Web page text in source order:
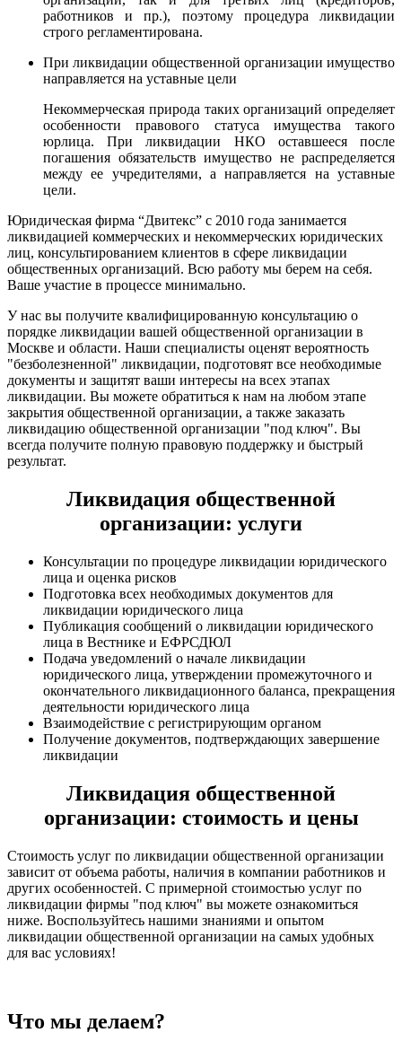
работников и пр.), поэтому процедура ликвидации
строго регламентирована.
При ликвидации общественной организации имущество
направляется на уставные цели
Некоммерческая природа таких организаций определяет
особенности правового статуса имущества такого
юрлица. При ликвидации НКО оставшееся после
погашения обязательств имущество не распределяется
между ее учредителями, а направляется на уставные
цели.
Юридическая фирма “Двитекс” с 2010 года занимается
ликвидацией коммерческих и некоммерческих юридических
лиц, консультированием клиентов в сфере ликвидации
общественных организаций. Всю работу мы берем на себя.
Ваше участие в процессе минимально.
У нас вы получите квалифицированную консультацию о
порядке ликвидации вашей общественной организации в
Москве и области. Наши специалисты оценят вероятность
"безболезненной" ликвидации, подготовят все необходимые
документы и защитят ваши интересы на всех этапах
ликвидации. Вы можете обратиться к нам на любом этапе
закрытия общественной организации, а также заказать
ликвидацию общественной организации "под ключ". Вы
всегда получите полную правовую поддержку и быстрый
результат.
Ликвидация общественной
организации: услуги
Консультации по процедуре ликвидации юридического
лица и оценка рисков
Подготовка всех необходимых документов для
ликвидации юридического лица
Публикация сообщений о ликвидации юридического
лица в Вестнике и ЕФРСДЮЛ
Подача уведомлений о начале ликвидации
юридического лица, утверждении промежуточного и
окончательного ликвидационного баланса, прекращения
деятельности юридического лица
Взаимодействие с регистрирующим органом
Получение документов, подтверждающих завершение
ликвидации
Ликвидация общественной
организации: стоимость и цены
Стоимость услуг по ликвидации общественной организации
зависит от объема работы, наличия в компании работников и
других особенностей. С примерной стоимостью услуг по
ликвидации фирмы "под ключ" вы можете ознакомиться
ниже. Воспользуйтесь нашими знаниями и опытом
ликвидации общественной организации на самых удобных
для вас условиях!
Что мы делаем?